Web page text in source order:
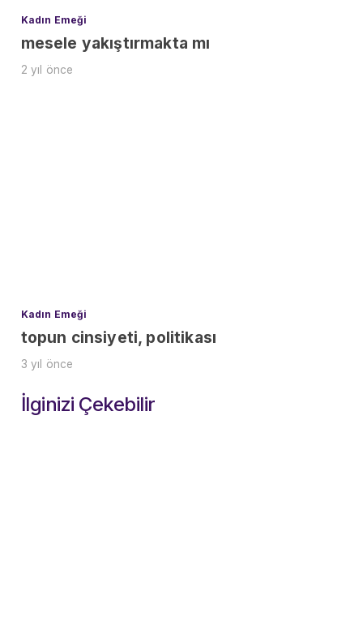
Kadın Emeği
mesele yakıştırmakta mı
2 yıl önce
Kadın Emeği
topun cinsiyeti, politikası
3 yıl önce
İlginizi Çekebilir